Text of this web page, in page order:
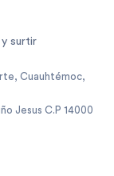
y surtir
Cuauhtémoc,
Jesus C.P 14000